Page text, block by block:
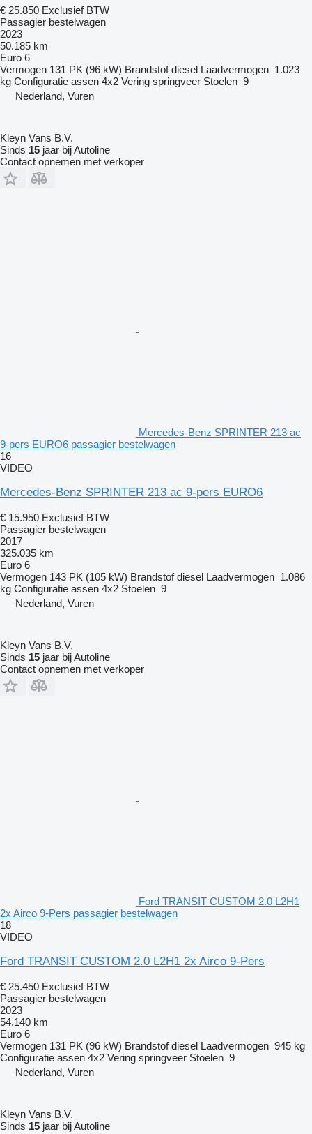
€ 25.850 Exclusief BTW
Passagier bestelwagen
2023
50.185 km
Euro 6
Vermogen 131 PK (96 kW) Brandstof diesel Laadvermogen 1.023
kg Configuratie assen 4x2 Vering springveer Stoelen 9
Nederland, Vuren
Kleyn Vans B.V.
Sinds 15 jaar bij Autoline
Contact opnemen met verkoper
Mercedes-Benz SPRINTER 213 ac
9-pers EURO6 passagier bestelwagen
16
VIDEO
Mercedes-Benz SPRINTER 213 ac 9-pers EURO6
€ 15.950 Exclusief BTW
Passagier bestelwagen
2017
325.035 km
Euro 6
Vermogen 143 PK (105 kW) Brandstof diesel Laadvermogen 1.086
kg Configuratie assen 4x2 Stoelen 9
Nederland, Vuren
Kleyn Vans B.V.
Sinds 15 jaar bij Autoline
Contact opnemen met verkoper
Ford TRANSIT CUSTOM 2.0 L2H1
2x Airco 9-Pers passagier bestelwagen
18
VIDEO
Ford TRANSIT CUSTOM 2.0 L2H1 2x Airco 9-Pers
€ 25.450 Exclusief BTW
Passagier bestelwagen
2023
54.140 km
Euro 6
Vermogen 131 PK (96 kW) Brandstof diesel Laadvermogen 945 kg
Configuratie assen 4x2 Vering springveer Stoelen 9
Nederland, Vuren
Kleyn Vans B.V.
Sinds 15 jaar bij Autoline